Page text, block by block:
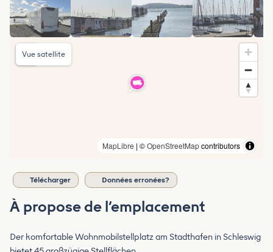
MapLibre | ©OpenStreetMapcontributors
Vue satellite
Télécharger Données erronées?
À propose de l’emplacement
Der komfortable Wohnmobilstellplatz am Stadthafen in Schleswig